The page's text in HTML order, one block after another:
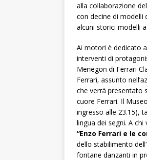
alla collaborazione
con decine di modelli
alcuni storici modelli
Ai motori è dedicato
interventi di
Menegon di Ferrari
Ferrari, assunto
che verrà presentato
cuore Ferrari. Il
ingresso alle 23.15),
lingua dei segni. A
“Enzo Ferrari e le
dello stabilimento
fontane danzanti in